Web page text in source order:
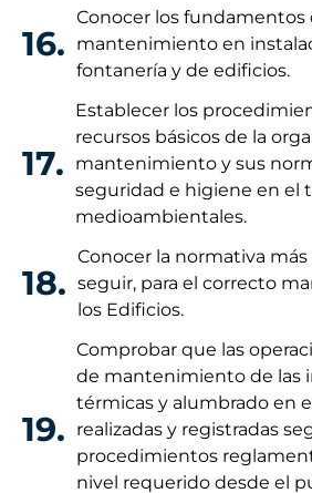
16.
Conocer los fundamentos
mantenimiento en
fontanería y de edificios.
17.
Establecer los
recursos básicos de la
mantenimiento y sus
seguridad e higiene en el
medioambientales.
18.
Conocer la normativa
seguir, para el correcto
los Edificios.
19.
Comprobar que las
de mantenimiento de las
térmicas y alumbrado en
realizadas y registradas
procedimientos
nivel requerido desde el